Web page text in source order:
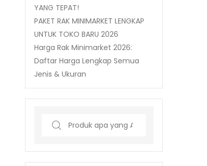
YANG TEPAT!
PAKET RAK MINIMARKET LENGKAP
UNTUK TOKO BARU 2026
Harga Rak Minimarket 2026:
Daftar Harga Lengkap Semua
Jenis & Ukuran
Search